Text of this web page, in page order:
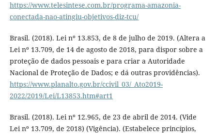
https://www.telesintese.com.br/programa-amazonia-
conectada-nao-atingiu-objetivos-diz-tcu/
Brasil. (2018). Lei nº 13.853, de 8 de julho de 2019. (Altera a
Lei nº 13.709, de 14 de agosto de 2018, para dispor sobre a
proteção de dados pessoais e para criar a Autoridade
Nacional de Proteção de Dados; e dá outras providências).
https://www.planalto.gov.br/ccivil_03/_Ato2019-
2022/2019/Lei/L13853.htm#art1
Brasil. (2018). Lei nº 12.965, de 23 de abril de 2014. (Vide
Lei nº 13.709, de 2018) (Vigência). (Estabelece princípios,